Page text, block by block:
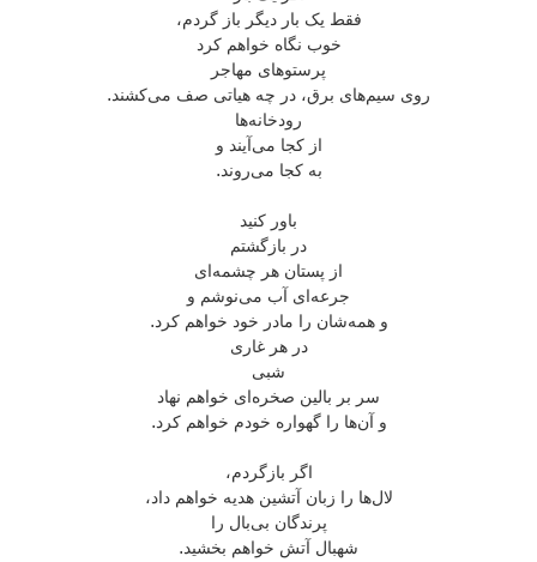
فقط یک بار دیگر باز گردم،
خوب نگاه خواهم کرد
پرستوهای مهاجر
روی سیم‌های برق، در چه هیاتی صف می‌کشند.
رودخانه‌ها
از کجا می‌آیند و
به کجا می‌روند.
باور کنید
در بازگشتم
از پستان هر چشمه‌ای
جرعه‌ای آب می‌نوشم و
و همه‌شان را مادر خود خواهم کرد.
در هر غاری
شبی
سر بر بالین صخره‌ای خواهم نهاد
و آن‌ها را گهواره‌ خودم خواهم کرد.
اگر بازگردم،
لال‌ها را زبان آتشین هدیه خواهم داد،
پرندگان بی‌بال را
شهبال آتش خواهم بخشید.